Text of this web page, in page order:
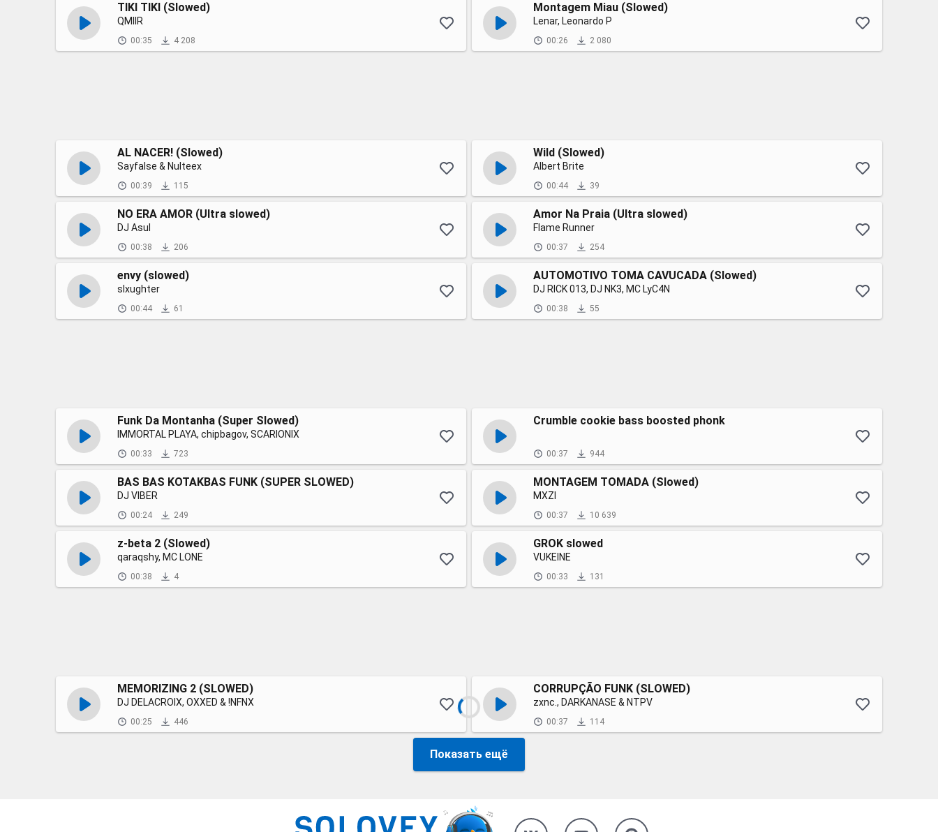
TIKI TIKI (Slowed)
QMIIR
00:35 4 208
Montagem Miau (Slowed)
Lenar, Leonardo P
00:26 2 080
AL NACER! (Slowed)
Sayfalse & Nulteex
00:39 115
Wild (Slowed)
Albert Brite
00:44 39
NO ERA AMOR (Ultra slowed)
DJ Asul
00:38 206
Amor Na Praia (Ultra slowed)
Flame Runner
00:37 254
envy (slowed)
slxughter
00:44 61
AUTOMOTIVO TOMA CAVUCADA (Slowed)
DJ RICK 013, DJ NK3, MC LyC4N
00:38 55
Funk Da Montanha (Super Slowed)
IMMORTAL PLAYA, chipbagov, SCARIONIX
00:33 723
Crumble cookie bass boosted phonk
00:37 944
BAS BAS KOTAKBAS FUNK (SUPER SLOWED)
DJ VIBER
00:24 249
MONTAGEM TOMADA (Slowed)
MXZI
00:37 10 639
z-beta 2 (Slowed)
qaraqshy, MC LONE
00:38 4
GROK slowed
VUKEINE
00:33 131
MEMORIZING 2 (SLOWED)
DJ DELACROIX, OXXED & !NFNX
00:25 446
CORRUPÇÃO FUNK (SLOWED)
zxnc., DARKANASE & NTPV
00:37 114
Показать ещё